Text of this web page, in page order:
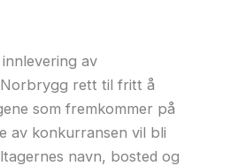
av
Norbrygg rett til fritt å
som fremkommer på
av konkurransen vil bli
navn, bosted og